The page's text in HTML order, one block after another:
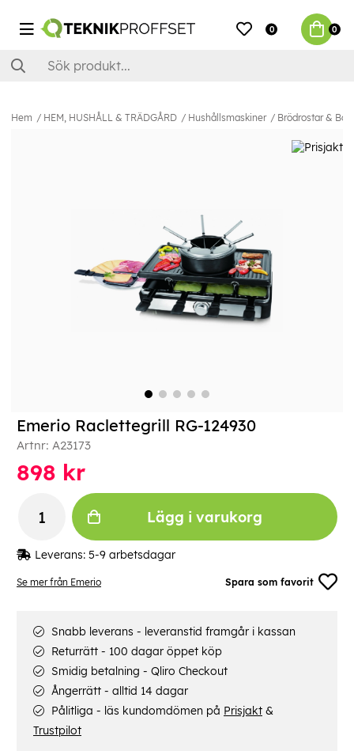
0 0
Hem HEM, HUSHÅLL & TRÄDGÅRD Hushållsmaskiner Brödrostar &
Se mer från Emerio Spara som favorit
Emerio Raclettegrill RG-124930
Artnr: A23173
898 kr
Lägg i varukorg
Leverans: 5-9 arbetsdagar
Snabb leverans - leveranstid framgår i kassan
Returrätt - 100 dagar öppet köp
Smidig betalning - Qliro Checkout
Ångerrätt - alltid 14 dagar
Pålitliga - läs kundomdömen på Prisjakt &
Trustpilot